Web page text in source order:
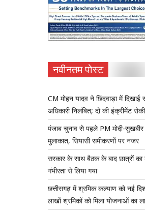
नवीनतम पोस्ट
CM मोहन यादव ने छिंदवाड़ा में दिखाई
अधिकारी निलंबित; दो की इंक्रीमेंट रोकी
पंजाब चुनाव से पहले PM मोदी-सुखबीर
मुलाकात, सियासी समीकरणों पर नजर
सरकार के साथ बैठक के बाद छात्रों का
गंभीरता से लिया गया
छत्तीसगढ़ में श्रमिक कल्याण को नई
लाखों श्रमिकों को मिला योजनाओं का